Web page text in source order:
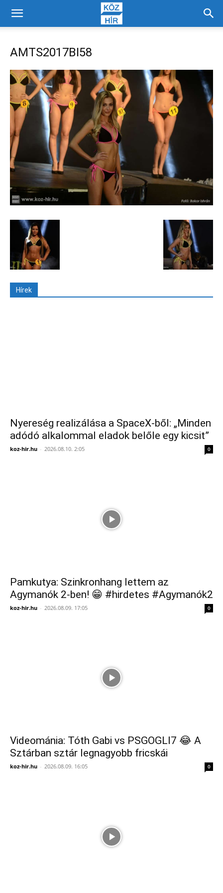
AMTS2017BI58
Hírek
Nyereség realizálása a SpaceX-ből: „Minden
adódó alkalommal eladok belőle egy kicsit”
koz-hir.hu - 2026.08.10. 2:05 0
Pamkutya: Szinkronhang lettem az
Agymanók 2-ben! 😁 #hirdetes #Agymanók2
koz-hir.hu - 2026.08.09. 17:05 0
Videománia: Tóth Gabi vs PSGOGLI7 😂 A
Sztárban sztár legnagyobb fricskái
koz-hir.hu - 2026.08.09. 16:05 0